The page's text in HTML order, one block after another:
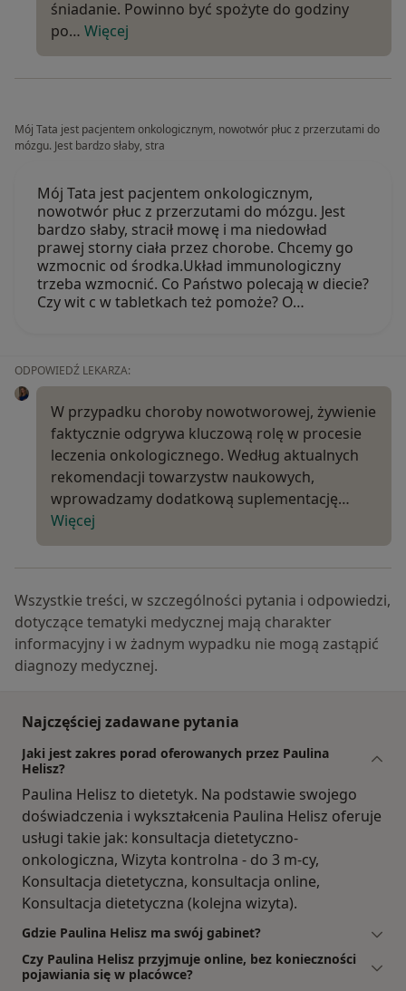
śniadanie. Powinno być spożyte do godziny
po… Więcej
Mój Tata jest pacjentem onkologicznym, nowotwór płuc z przerzutami do
mózgu. Jest bardzo słaby, stra
Mój Tata jest pacjentem onkologicznym,
nowotwór płuc z przerzutami do mózgu. Jest
bardzo słaby, stracił mowę i ma niedowład
prawej storny ciała przez chorobe. Chcemy go
wzmocnic od środka.Układ immunologiczny
trzeba wzmocnić. Co Państwo polecają w diecie?
Czy wit c w tabletkach też pomoże? O…
ODPOWIEDŹ LEKARZA:
W przypadku choroby nowotworowej, żywienie
faktycznie odgrywa kluczową rolę w procesie
leczenia onkologicznego. Według aktualnych
rekomendacji towarzystw naukowych,
wprowadzamy dodatkową suplementację…
Więcej
Wszystkie treści, w szczególności pytania i odpowiedzi,
dotyczące tematyki medycznej mają charakter
informacyjny i w żadnym wypadku nie mogą zastąpić
diagnozy medycznej.
Najczęściej zadawane pytania
Jaki jest zakres porad oferowanych przez Paulina
Helisz?
Paulina Helisz to dietetyk. Na podstawie swojego
doświadczenia i wykształcenia Paulina Helisz oferuje
usługi takie jak: konsultacja dietetyczno-
onkologiczna, Wizyta kontrolna - do 3 m-cy,
Konsultacja dietetyczna, konsultacja online,
Konsultacja dietetyczna (kolejna wizyta).
Gdzie Paulina Helisz ma swój gabinet?
Czy Paulina Helisz przyjmuje online, bez konieczności
pojawiania się w placówce?